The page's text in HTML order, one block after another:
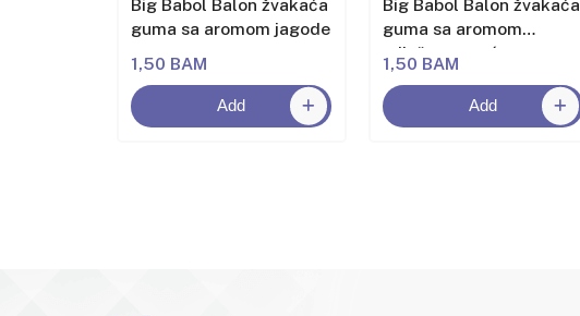
Big Babol Balon žvakaća
guma sa aromom jagode
1,50 BAM
Add
Big Babol Balon žvakaća
guma sa aromom
miješanog voća
1,50 BAM
Add